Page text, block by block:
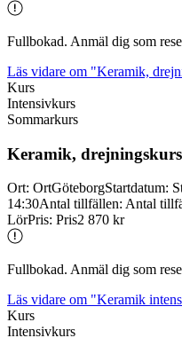
Fullbokad. Anmäl dig som
Läs vidare om "Keramik,
Kurs
Intensivkurs
Sommarkurs
Keramik, drejningskurs
Ort: OrtGöteborgStartdatum:
14:30Antal tillfällen: Antal
LörPris: Pris2 870 kr
Fullbokad. Anmäl dig som
Läs vidare om "Keramik
Kurs
Intensivkurs